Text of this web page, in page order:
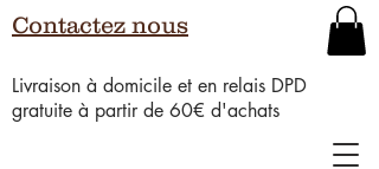
Livraison à domicile et en relais DPD
gratuite à partir de 60€ d'achats
Contactez nous